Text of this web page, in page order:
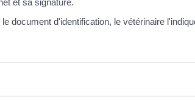
et sa signature.
document d'identification, le vétérinaire